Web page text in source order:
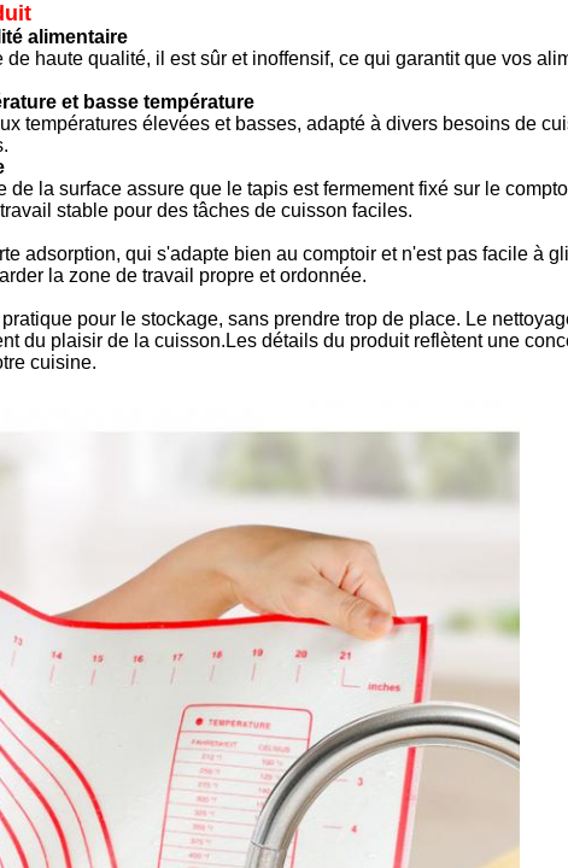
alimentaire
haute qualité, il est sûr et inoffensif, ce qui garantit que vos
et basse température
températures élevées et basses, adapté à divers besoins de
de la surface assure que le tapis est fermement fixé sur le
stable pour des tâches de cuisson faciles.
adsorption, qui s'adapte bien au comptoir et n'est pas facile à
la zone de travail propre et ordonnée.
pour le stockage, sans prendre trop de place. Le
du plaisir de la cuisson.Les détails du produit reflètent une
cuisine.